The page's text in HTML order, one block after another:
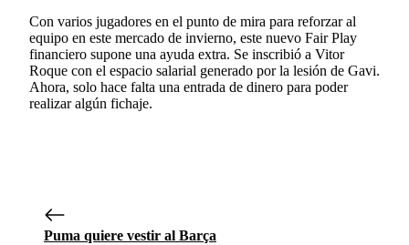
Con varios jugadores en el punto de mira para reforzar al
equipo en este mercado de invierno, este nuevo Fair Play
financiero supone una ayuda extra. Se inscribió a Vitor
Roque con el espacio salarial generado por la lesión de Gavi.
Ahora, solo hace falta una entrada de dinero para poder
realizar algún fichaje.
Puma quiere vestir al Barça